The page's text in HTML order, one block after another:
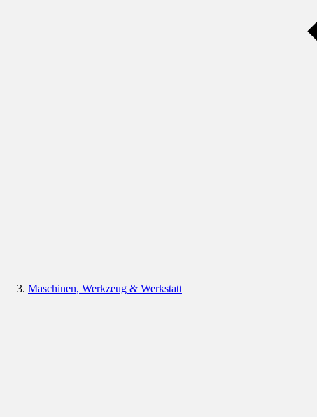
Maschinen, Werkzeug & Werkstatt